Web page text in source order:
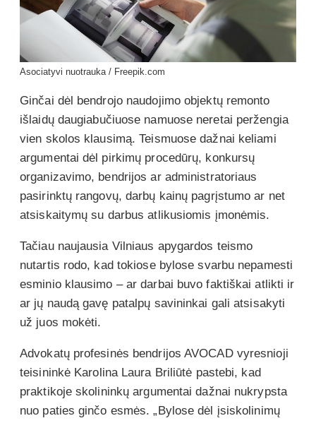
Asociatyvi nuotrauka / Freepik.com
Ginčai dėl bendrojo naudojimo objektų remonto
išlaidų daugiabučiuose namuose neretai peržengia
vien skolos klausimą. Teismuose dažnai keliami
argumentai dėl pirkimų procedūrų, konkursų
organizavimo, bendrijos ar administratoriaus
pasirinktų rangovų, darbų kainų pagrįstumo ar net
atsiskaitymų su darbus atlikusiomis įmonėmis.
Tačiau naujausia Vilniaus apygardos teismo
nutartis rodo, kad tokiose bylose svarbu nepamesti
esminio klausimo – ar darbai buvo faktiškai atlikti ir
ar jų naudą gavę patalpų savininkai gali atsisakyti
už juos mokėti.
Advokatų profesinės bendrijos AVOCAD vyresnioji
teisininkė Karolina Laura Briliūtė pastebi, kad
praktikoje skolininkų argumentai dažnai nukrypsta
nuo paties ginčo esmės. „Bylose dėl įsiskolinimų